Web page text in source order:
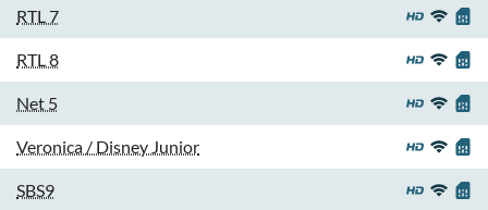
RTL 7
RTL 8
Net 5
Veronica / Disney Junior
SBS9